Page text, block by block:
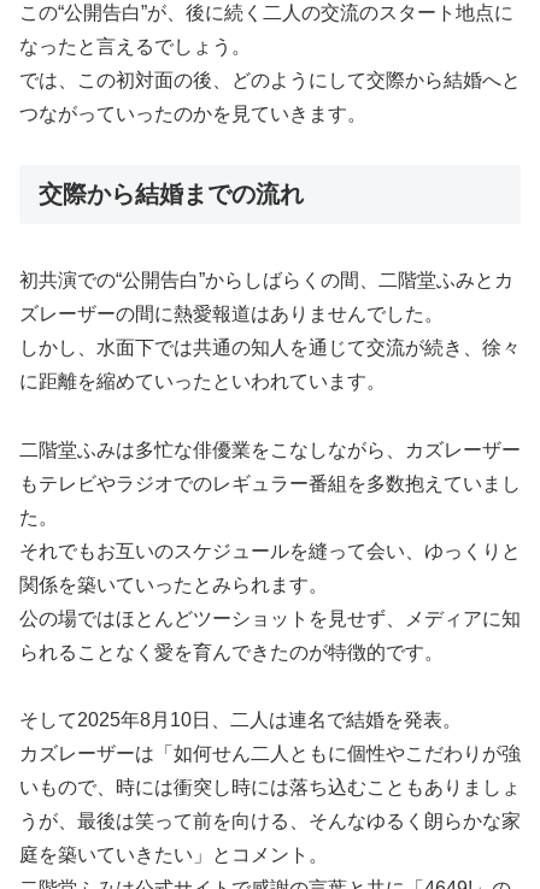
この“公開告白”が、後に続く二人の交流のスタート地点に
なったと言えるでしょう。
では、この初対面の後、どのようにして交際から結婚へと
つながっていったのかを見ていきます。
交際から結婚までの流れ
初共演での“公開告白”からしばらくの間、二階堂ふみとカ
ズレーザーの間に熱愛報道はありませんでした。
しかし、水面下では共通の知人を通じて交流が続き、徐々
に距離を縮めていったといわれています。
二階堂ふみは多忙な俳優業をこなしながら、カズレーザー
もテレビやラジオでのレギュラー番組を多数抱えていまし
た。
それでもお互いのスケジュールを縫って会い、ゆっくりと
関係を築いていったとみられます。
公の場ではほとんどツーショットを見せず、メディアに知
られることなく愛を育んできたのが特徴的です。
そして2025年8月10日、二人は連名で結婚を発表。
カズレーザーは「如何せん二人ともに個性やこだわりが強
いもので、時には衝突し時には落ち込むこともありましょ
うが、最後は笑って前を向ける、そんなゆるく朗らかな家
庭を築いていきたい」とコメント。